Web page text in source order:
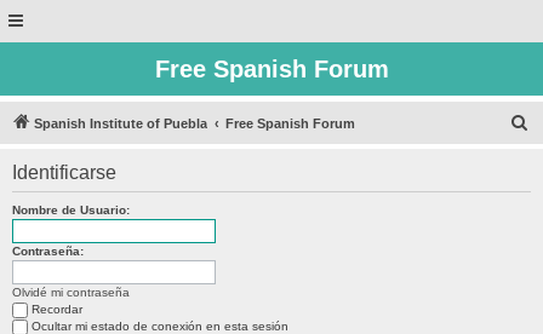
Free Spanish Forum
Spanish Institute of Puebla Free Spanish Forum
Identificarse
Nombre de Usuario:
Contraseña:
Olvidé mi contraseña
Recordar
Ocultar mi estado de conexión en esta sesión